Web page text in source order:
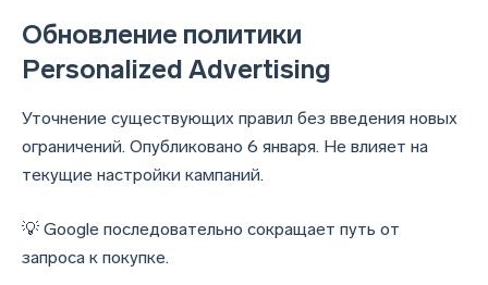
Обновление политики
Personalized Advertising
Уточнение существующих правил без введения новых
ограничений. Опубликовано 6 января. Не влияет на
текущие настройки кампаний.
💡 Google последовательно сокращает путь от
запроса к покупке.